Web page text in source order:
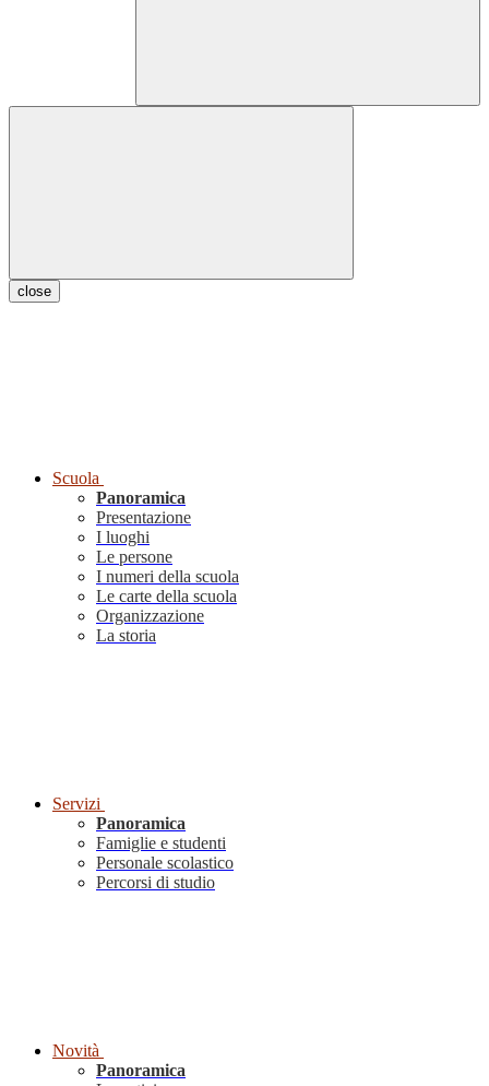
close
Scuola
Panoramica
Presentazione
I luoghi
Le persone
I numeri della scuola
Le carte della scuola
Organizzazione
La storia
Servizi
Panoramica
Famiglie e studenti
Personale scolastico
Percorsi di studio
Novità
Panoramica